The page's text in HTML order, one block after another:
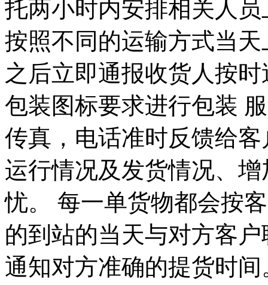
托两小时内安排相关人
按照不同的运输方式当
之后立即通报收货人按
包装图标要求进行包装
传真，电话准时反馈给
运行情况及发货情况、
忧。 每一单货物都会按
的到站的当天与对方客
通知对方准确的提货时